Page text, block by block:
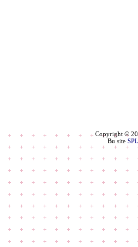
Copyright ©
Bu site SPL